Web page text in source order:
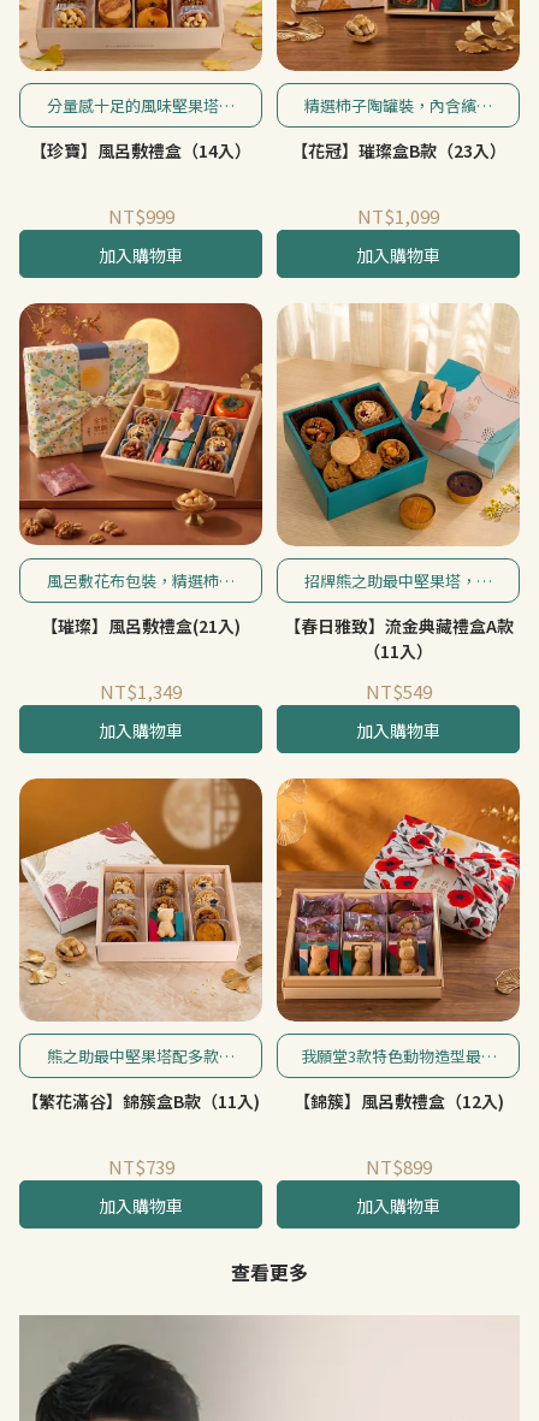
分量感十足的風味堅果塔，
搭配可愛的熊之助跟瑞比美
玥最中堅果塔，與原味、金
包裝四季花色輪替，恕不指
【珍寶】風呂敷禮盒（14入）
NT$999
加入購物車
精選柿子陶罐裝，內含繽紛
水果糖，加上百年日月老茶
廠日月紅茶與各式手工常溫
【花冠】璀璨盒B款（23入）
NT$1,099
加入購物車
風呂敷花布包裝，精選柿子
陶罐裝，內含繽紛水果糖，
搭配手工土鳳梨酥、風味堅
送禮心意。
【璀璨】風呂敷禮盒(21入)
NT$1,349
加入購物車
招牌熊之助最中堅果塔，搭
配多款手工餅乾與堅果塔，
送禮自用皆宜，為春日增添
午後美好。
【春日雅致】流金典藏禮盒A款
（11入）
NT$549
加入購物車
熊之助最中堅果塔配多款不
同風味之堅果塔、卡蕾特酥
餅的豐盛組合，分量感十足
【繁花滿谷】錦簇盒B款（11入)
NT$739
加入購物車
我願堂3款特色動物造型最中
堅果塔，搭配5款風味酥脆堅
果塔與3款香酥化口的卡蕾特
致贈心意的特色禮盒。
【錦簇】風呂敷禮盒（12入)
NT$899
加入購物車
查看更多